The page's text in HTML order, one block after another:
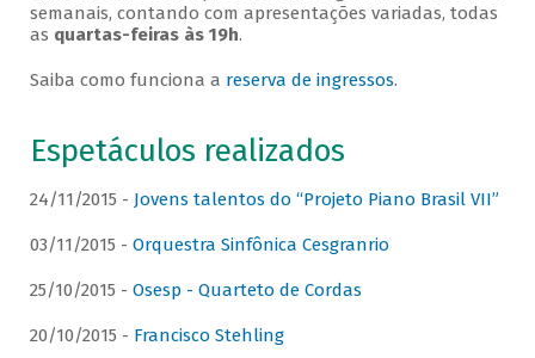
semanais, contando com apresentações variadas, todas
as quartas-feiras às 19h.
Saiba como funciona a reserva de ingressos.
Espetáculos realizados
24/11/2015 - Jovens talentos do “Projeto Piano Brasil VII”
03/11/2015 - Orquestra Sinfônica Cesgranrio
25/10/2015 - Osesp - Quarteto de Cordas
20/10/2015 - Francisco Stehling